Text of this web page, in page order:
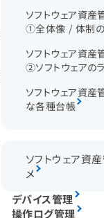
ソフトウェア資産
①全体像 / 体制
ソフトウェア資産
②ソフトウェアの
ソフトウェア資産
な各種台帳
ソフトウェア資
メ
デバイス管理
操作ログ管理